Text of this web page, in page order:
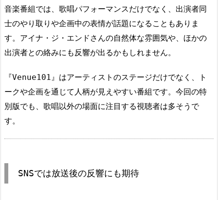
音楽番組では、歌唱パフォーマンスだけでなく、出演者同
士のやり取りや企画中の表情が話題になることもありま
す。アイナ・ジ・エンドさんの自然体な雰囲気や、ほかの
出演者との絡みにも反響が出るかもしれません。
『Venue101』はアーティストのステージだけでなく、ト
ークや企画を通じて人柄が見えやすい番組です。今回の特
別版でも、歌唱以外の場面に注目する視聴者は多そうで
す。
SNSでは放送後の反響にも期待